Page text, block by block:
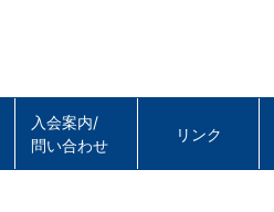
入会案内/
問い合わせ
リンク